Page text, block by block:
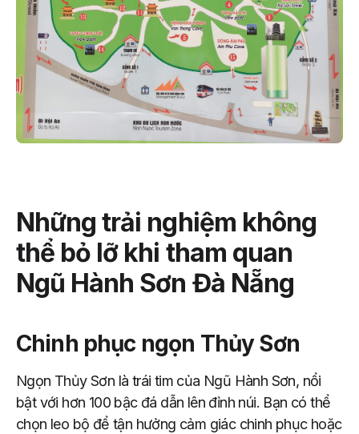
Những trải nghiệm không
thể bỏ lỡ khi tham quan
Ngũ Hành Sơn Đà Nẵng
Chinh phục ngọn Thủy Sơn
Ngọn Thủy Sơn là trái tim của Ngũ Hành Sơn, nổi
bật với hơn 100 bậc đá dẫn lên đỉnh núi. Bạn có thể
chọn leo bộ để tận hưởng cảm giác chinh phục hoặc